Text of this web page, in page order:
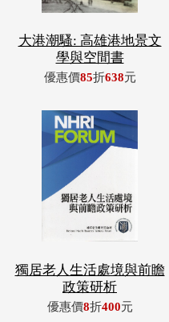
大港潮騷: 高雄港地景文
學與空間書
優惠價85折638元
獨居老人生活處境與前瞻
政策研析
優惠價8折400元